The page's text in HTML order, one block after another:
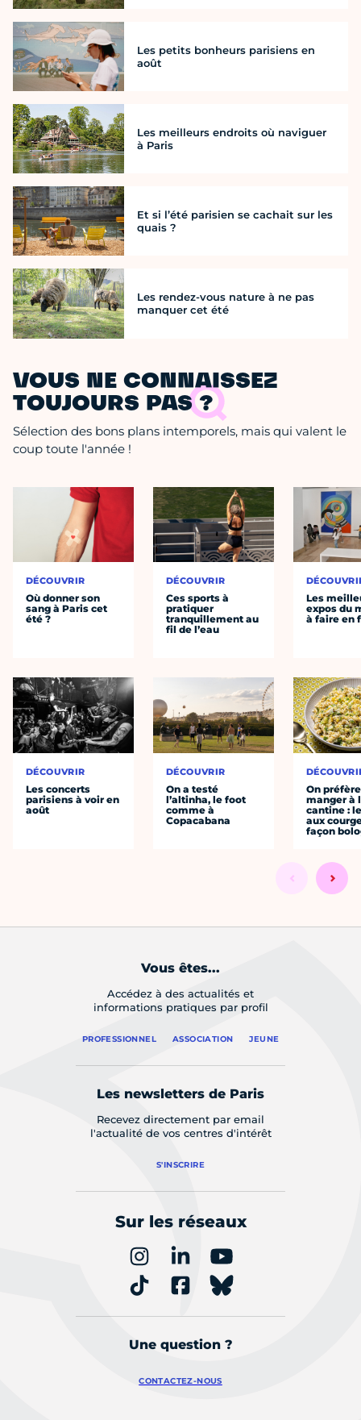
Les petits bonheurs parisiens en
août
Les meilleurs endroits où naviguer
à Paris
Et si l’été parisien se cachait sur les
quais ?
Les rendez-vous nature à ne pas
manquer cet été
VOUS NE CONNAISSEZ
TOUJOURS PAS ?
Sélection des bons plans intemporels, mais qui valent le
coup toute l'année !
DÉCOUVRIR
Où donner son
sang à Paris cet
été ?
DÉCOUVRIR
Les concerts
parisiens à voir en
août
DÉCOUVRIR
Ces sports à
pratiquer
tranquillement au
fil de l’eau
DÉCOUVRIR
On a testé
l’altinha, le foot
comme à
Copacabana
Les
expos du
à faire en
On préfère
manger à
cantine :
aux
façon
Vous êtes...
Accédez à des actualités et
informations pratiques par profil
PROFESSIONNEL ASSOCIATION JEUNE
Les newsletters de Paris
Recevez directement par email
l'actualité de vos centres d'intérêt
S'INSCRIRE
Sur les réseaux
Une question ?
CONTACTEZ-NOUS